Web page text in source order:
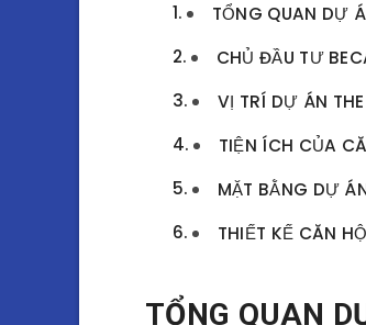
TỔNG QUAN DỰ
CHỦ ĐẦU TƯ
VỊ TRÍ DỰ ÁN
TIỆN ÍCH CỦA
MẶT BẰNG DỰ
THIẾT KẾ CĂN
TỔNG QUAN